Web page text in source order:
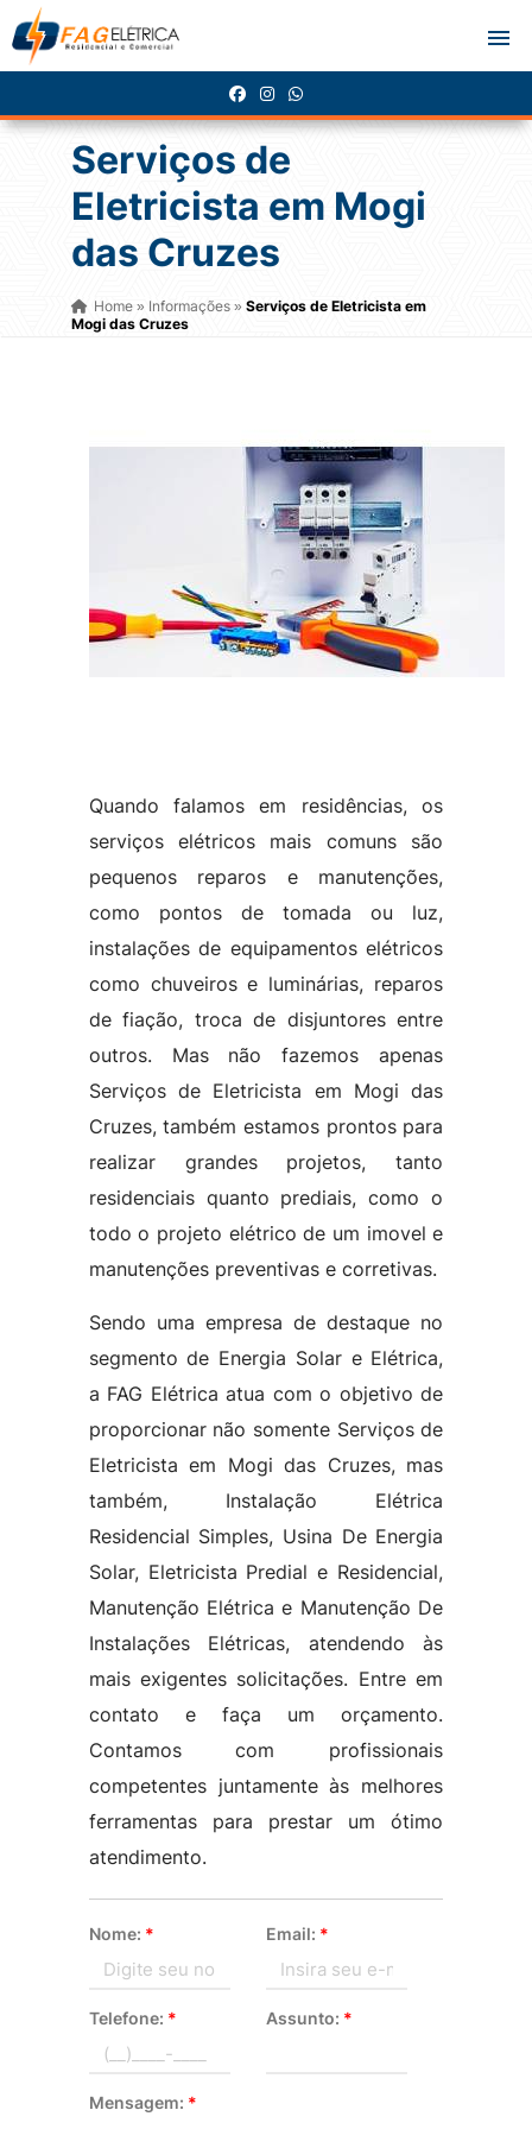
Serviços de
Eletricista em Mogi
das Cruzes
Home» Informações » Serviços de Eletricista em
Mogi das Cruzes
Quando falamos em residências, os
serviços elétricos mais comuns são
pequenos reparos e manutenções,
como pontos de tomada ou luz,
instalações de equipamentos elétricos
como chuveiros e luminárias, reparos
de fiação, troca de disjuntores entre
outros. Mas não fazemos apenas
Serviços de Eletricista em Mogi das
Cruzes, também estamos prontos para
realizar grandes projetos, tanto
residenciais quanto prediais, como o
todo o projeto elétrico de um imovel e
manutenções preventivas e corretivas.
Sendo uma empresa de destaque no
segmento de Energia Solar e Elétrica,
a FAG Elétrica atua com o objetivo de
proporcionar não somente Serviços de
Eletricista em Mogi das Cruzes, mas
também, Instalação Elétrica
Residencial Simples, Usina De Energia
Solar, Eletricista Predial e Residencial,
Manutenção Elétrica e Manutenção De
Instalações Elétricas, atendendo às
mais exigentes solicitações. Entre em
contato e faça um orçamento.
Contamos com profissionais
competentes juntamente às melhores
ferramentas para prestar um ótimo
atendimento.
Nome: * Email: *
Telefone: * Assunto: *
Mensagem: *